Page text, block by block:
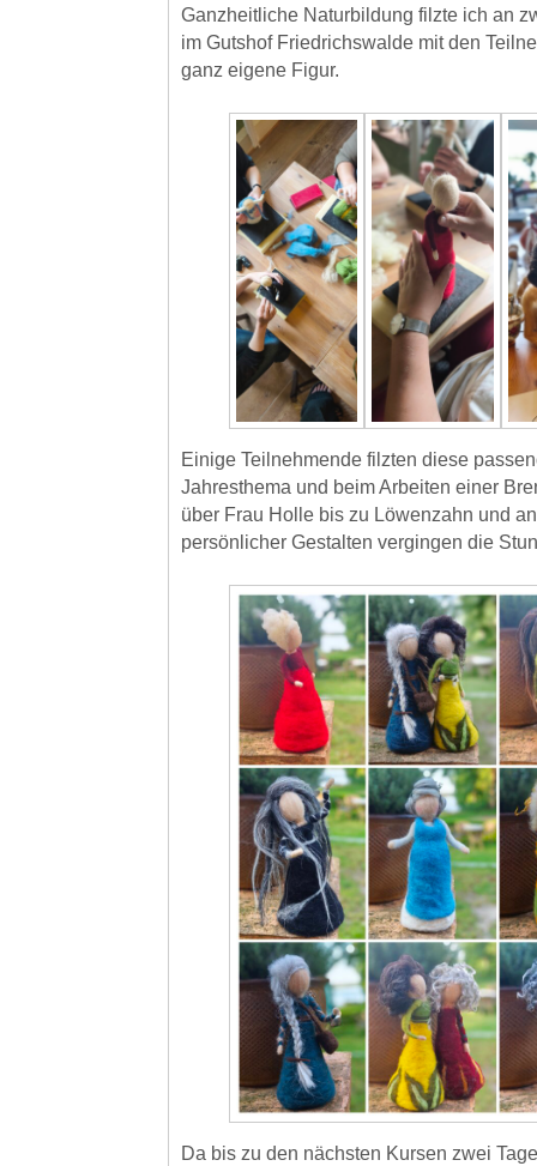
Ganzheitliche Naturbildung filzte ich an
im Gutshof Friedrichswalde mit den
ganz eigene Figur.
Einige Teilnehmende filzten diese
Jahresthema und beim Arbeiten einer
über Frau Holle bis zu Löwenzahn und
persönlicher Gestalten vergingen die
Da bis zu den nächsten Kursen zwei